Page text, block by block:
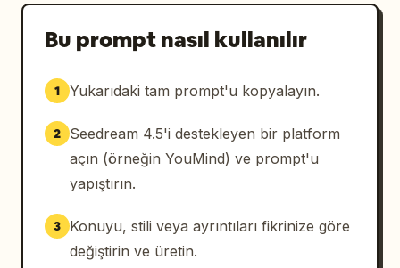
Bu prompt nasıl kullanılır
1 Yukarıdaki tam prompt'u kopyalayın.
2
Seedream 4.5'i destekleyen bir platform
açın (örneğin YouMind) ve prompt'u
yapıştırın.
3
Konuyu, stili veya ayrıntıları fikrinize göre
değiştirin ve üretin.